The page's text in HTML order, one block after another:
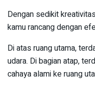
Dengan sedikit
kamu rancang dengan
Di atas ruang utama,
udara. Di bagian atap,
cahaya alami ke ruang